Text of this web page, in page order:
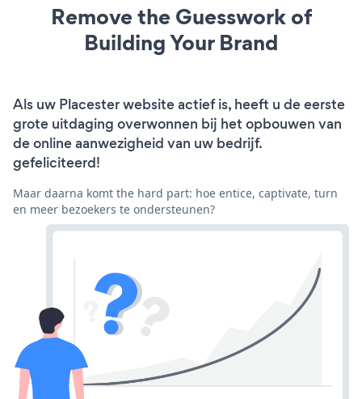
Remove the Guesswork of
Building Your Brand
Als uw Placester website actief is, heeft u de eerste
grote uitdaging overwonnen bij het opbouwen van
de online aanwezigheid van uw bedrijf.
gefeliciteerd!
Maar daarna komt the hard part: hoe entice, captivate, turn
en meer bezoekers te ondersteunen?